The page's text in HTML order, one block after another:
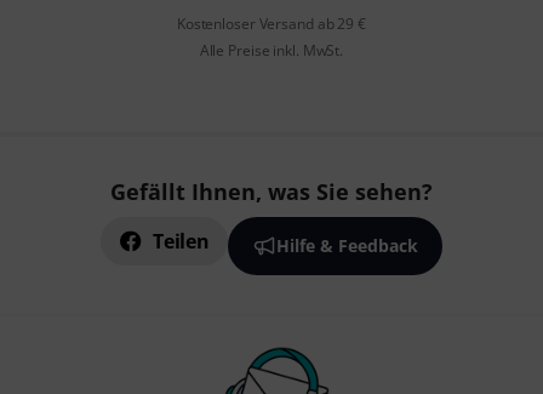
Kostenloser Versand ab 29 €
Alle Preise inkl. MwSt.
Gefällt Ihnen, was Sie sehen?
Teilen Hilfe & Feedback